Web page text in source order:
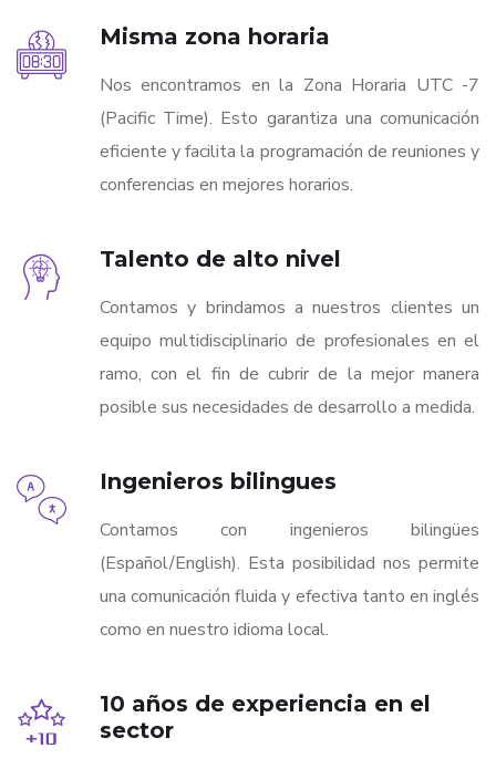
Misma zona horaria
Nos encontramos en la Zona Horaria UTC -7
(Pacific Time). Esto garantiza una comunicación
eficiente y facilita la programación de reuniones y
conferencias en mejores horarios.
Talento de alto nivel
Contamos y brindamos a nuestros clientes un
equipo multidisciplinario de profesionales en el
ramo, con el fin de cubrir de la mejor manera
posible sus necesidades de desarrollo a medida.
Ingenieros bilingues
Contamos con ingenieros bilingües
(Español/English). Esta posibilidad nos permite
una comunicación fluida y efectiva tanto en inglés
como en nuestro idioma local.
10 años de experiencia en el
sector